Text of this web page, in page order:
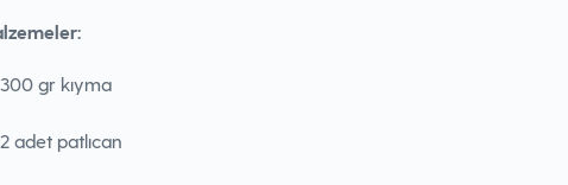
300 gr kıyma
2 adet patlıcan